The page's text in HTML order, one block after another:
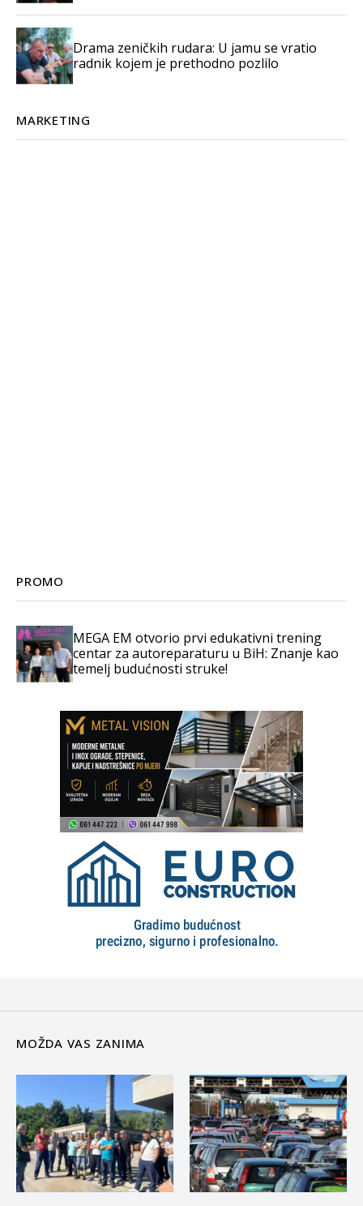
Drama zeničkih rudara: U jamu se vratio
radnik kojem je prethodno pozlilo
MARKETING
PROMO
MEGA EM otvorio prvi edukativni trening
centar za autoreparaturu u BiH: Znanje kao
temelj budućnosti struke!
MOŽDA VAS ZANIMA